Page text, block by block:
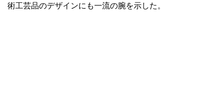
術工芸品のデザインにも一流の腕を示した。